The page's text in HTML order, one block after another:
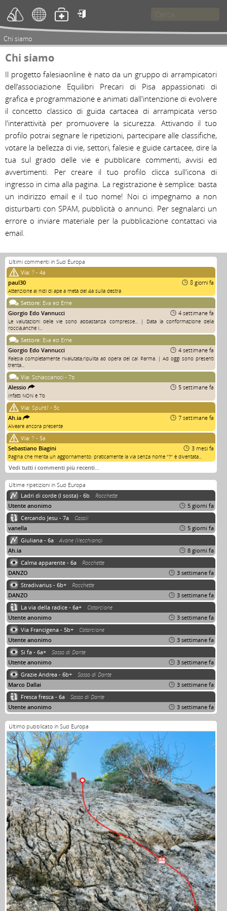

Chi siamo
Chi siamo
Il progetto falesiaonline è nato da un gruppo di arrampicatori
dell’associazione Equilibri Precari di Pisa appassionati di
grafica e programmazione e animati dall'intenzione di evolvere
il concetto classico di guida cartacea di arrampicata verso
l'interattività per promuovere la sicurezza. Attivando il tuo
profilo potrai segnare le ripetizioni, partecipare alle classifiche,
votare la bellezza di vie, settori, falesie e guide cartacee, dire la
tua sul grado delle vie e pubblicare commenti, avvisi ed
avvertimenti. Per creare il tuo profilo clicca sull'icona di
ingresso in cima alla pagina. La registrazione è semplice: basta
un indirizzo email e il tuo nome! Noi ci impegnamo a non
disturbarti con SPAM, pubblicità o annunci. Per segnalarci un
errore o inviare materiale per la pubblicazione contattaci via
email.
Ultimi commenti in Sud Europa
Via: ? - 4a
paul30
8 giorni fa
Attenzione ai nidi di ape a metà del 4a sulla destra
Settore: Eva ed Erne
Giorgio Edo Vannucci
4 settimane fa
Le valutazioni delle vie sono abbastanza compresse... | Data la conformazione della
roccia,anche i...
Settore: Eva ed Erne
Giorgio Edo Vannucci
4 settimane fa
Falesia completamente rivalutata,ripulita ad opera del cai Parma. | Ad oggi sono presenti
trenta...
Via: Schiaccianoci - 7b
Alessio
5 settimane fa
Infatti NON è 7b
Via: Spunti' - 5c
Ah.ia
7 settimane fa
Alveare ancora presente
Via: ? - 5a
Sebastiano Biagini
3 mesi fa
Pagina che merita un aggiornamento: praticamente la via senza nome "?" è diventata...
Vedi tutti i commenti più recenti…
Ultime ripetizioni in Sud Europa
Ladri di corde (I sosta) - 6b
Rocchette
Utente anonimo
5 giorni fa
Cercando Jesu - 7a
Casoli
vanella
5 giorni fa
Giuliana - 6a
Avane (Vecchiano)
Ah.ia
8 giorni fa
Calma apparente - 6a
Rocchette
DANZO
3 settimane fa
Stradivarius - 6b+
Rocchette
DANZO
3 settimane fa
La via della radice - 6a+
Catarcione
Utente anonimo
3 settimane fa
Via Francigena - 5b+
Catarcione
Utente anonimo
3 settimane fa
Si fa - 6a+
Sasso di Dante
Utente anonimo
3 settimane fa
Grazie Andrea - 6b+
Sasso di Dante
Marco Dallai
3 settimane fa
Fresca fresca - 6a
Sasso di Dante
Utente anonimo
3 settimane fa
Ultimo pubblicato in Sud Europa